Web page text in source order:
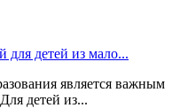
для детей из мало...
является важным
детей из...